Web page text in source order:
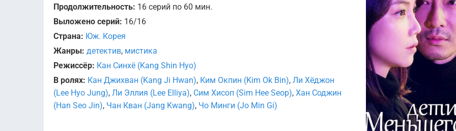
Продолжительность: 16 серий по 60 мин.
Выложено серий: 16/16
Страна: Юж. Корея
Жанры: детектив, мистика
Режиссёр: Кан Синхё (Kang Shin Hyo)
В ролях: Кан Джихван (Kang Ji Hwan), Ким Окпин (Kim Ok Bin), Ли Хёджон
(Lee Hyo Jung), Ли Эллия (Lee Elliya), Сим Хисоп (Sim Hee Seop), Хан Соджин
(Han Seo Jin), Чан Кван (Jang Kwang), Чо Минги (Jo Min Gi)